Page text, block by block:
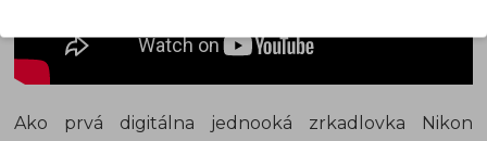
Ako prvá digitálna jednooká zrkadlovka Nikon